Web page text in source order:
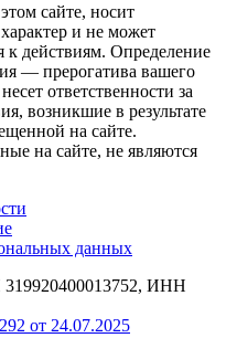
сайте, носит
и не может
к действиям. Определение
— прерогатива вашего
ответственности за
возникшие в результате
на сайте.
на сайте, не являются
данных
ИНН
от 24.07.2025